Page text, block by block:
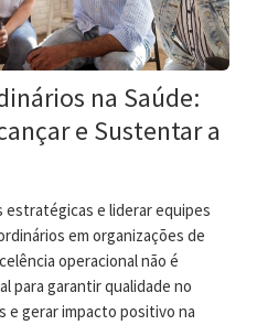
na Saúde:
e Sustentar a
estratégicas e liderar equipes
em organizações de
operacional não é
para garantir qualidade no
gerar impacto positivo na